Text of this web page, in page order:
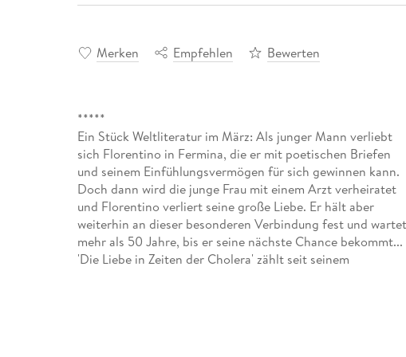
Merken Empfehlen Bewerten
*****
Ein Stück Weltliteratur im März: Als junger Mann verliebt
sich Florentino in Fermina, die er mit poetischen Briefen
und seinem Einfühlungsvermögen für sich gewinnen kann.
Doch dann wird die junge Frau mit einem Arzt verheiratet
und Florentino verliert seine große Liebe. Er hält aber
weiterhin an dieser besonderen Verbindung fest und wartet
mehr als 50 Jahre, bis er seine nächste Chance bekommt...
'Die Liebe in Zeiten der Cholera' zählt seit seinem